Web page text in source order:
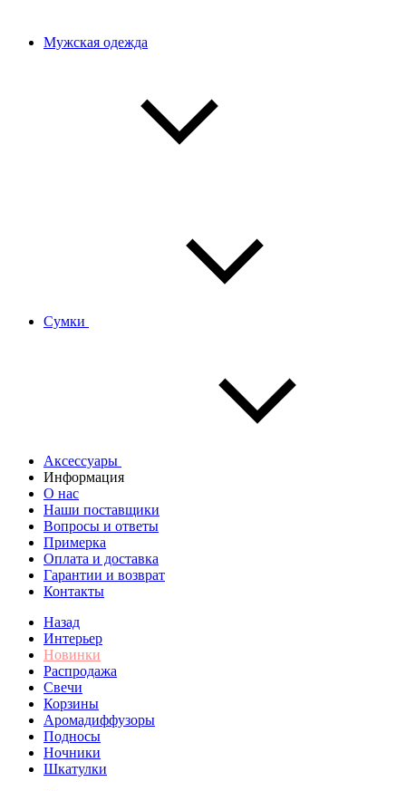
Мужская одежда
Сумки
Аксессуары
Информация
О нас
Наши поставщики
Вопросы и ответы
Примерка
Оплата и доставка
Гарантии и возврат
Контакты
Назад
Интерьер
Новинки
Распродажа
Свечи
Корзины
Аромадиффузоры
Подносы
Ночники
Шкатулки